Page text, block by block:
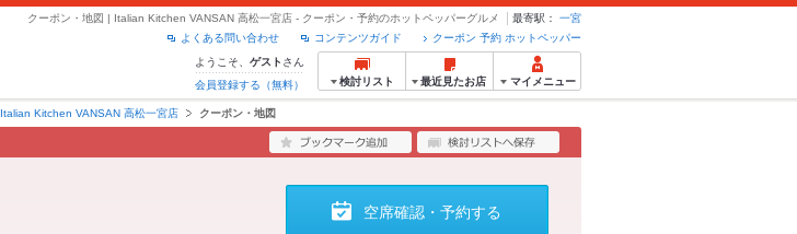
クーポン・地図 | Italian Kitchen VANSAN 高松一宮店 - クーポン・予約のホットペッパーグルメ 最寄駅：
一宮
クーポン 予約 ホットペッパー
コンテンツガイド
よくある問い合わせ
ようこそ、 ゲスト さん
会員登録する（無料）
検討リスト 最近見たお店 マイメニュー
Italian Kitchen VANSAN 高松一宮店 クーポン・地図
空席確認・予約する